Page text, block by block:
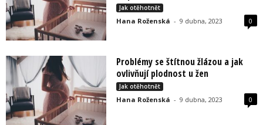
Jak otěhotnět
Hana Roženská - 9 dubna, 2023 0
Problémy se štítnou žlázou a jak
ovlivňují plodnost u žen
Jak otěhotnět
Hana Roženská - 9 dubna, 2023 0